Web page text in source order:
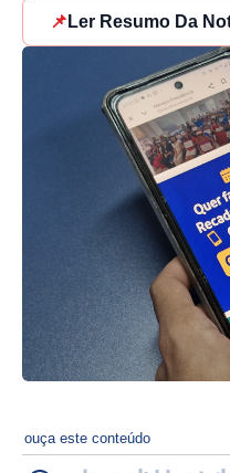
📌 Ler Resumo Da
ouça este conteúdo